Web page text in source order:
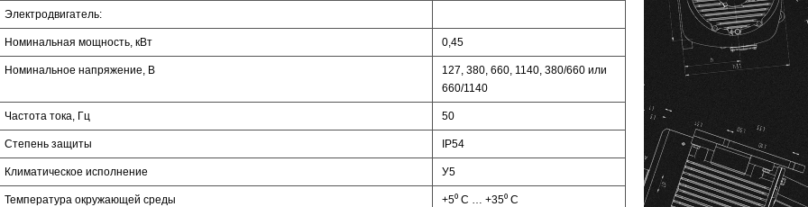
Электродвигатель:
Номинальная мощность, кВт 0,45
Номинальное напряжение, В
127, 380, 660, 1140, 380/660 или
660/1140
Частота тока, Гц 50
Степень защиты IP54
Климатическое исполнение У5
Температура окружающей среды +5⁰ С … +35⁰ С